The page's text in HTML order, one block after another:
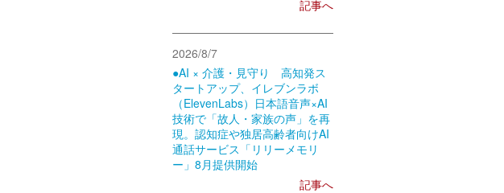
記事へ
2026/8/7
●AI × 介護・見守り 高知発ス
タートアップ、イレブンラボ
（ElevenLabs）日本語音声×AI
技術で「故人・家族の声」を再
現。認知症や独居高齢者向けAI
通話サービス「リリーメモリ
ー」8月提供開始
記事へ